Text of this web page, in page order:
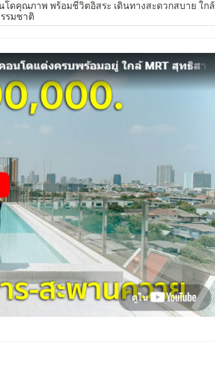
ดคุณภาพ พร้อมชีวิตอิสระ เดินทางสะดวกสบาย ใกล้
รมชาติ